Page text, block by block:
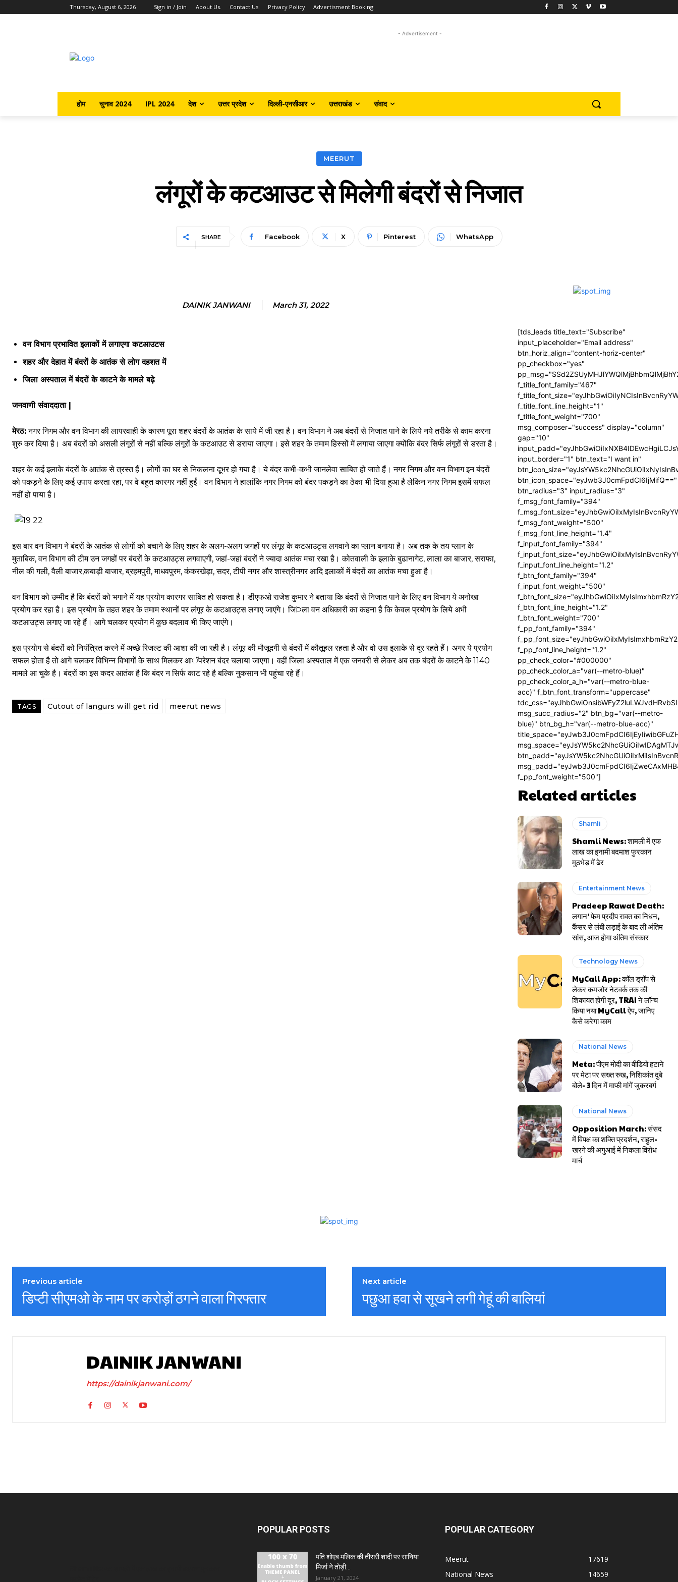
Thursday, August 6, 2026 Sign in / Join About Us. Contact Us. Privacy Policy Advertisment Booking
- Advertisement -
होम चुनाव 2024 IPL 2024 देश उत्तर प्रदेश दिल्ली-एनसीआर उत्तराखंड संवाद
MEERUT
लंगूरों के कटआउट से मिलेगी बंदरों से निजात
SHARE Facebook X Pinterest WhatsApp
DAINIK JANWANI March 31, 2022
वन विभाग प्रभावित इलाकों में लगाएगा कटआउटस
शहर और देहात में बंदरों के आतंक से लोग दहशत में
जिला अस्पताल में बंदरों के काटने के मामले बढ़े
जनवाणी संवाददाता |
मेरठ:नगर निगम और वन विभाग की लापरवाही के कारण पूरा शहर बंदरों के आतंक के साये में जी रहा है। वन विभाग ने अब बंदरों से निजात पाने के लिये नये तरीके से काम करना
शुरु कर दिया है। अब बंदरों को असली लंगूरों से नहीं बल्कि लंगूरों के कटआउट से डराया जाएगा। इसे शहर के तमाम हिस्सों में लगाया जाएगा क्योंकि बंदर सिर्फ लंगूरों से डरता है।
शहर के कई इलाके बंदरों के आतंक से त्रस्त हैं। लोगों का घर से निकलना दूभर हो गया है। ये बंदर कभी-कभी जानलेवा साबित हो जाते हैं। नगर निगम और वन विभाग इन बंदरों
को पकड़ने के लिए कई उपाय करता रहा, पर वे बहुत कारगर नहीं हुईं। वन विभाग ने हालांकि नगर निगम को बंदर पकड़ने का ठेका भी दिया हुआ है लेकिन नगर निगम इसमें सफल
नहीं हो पाया है।
इस बार वन विभाग ने बंदरों के आतंक से लोगों को बचाने के लिए शहर के अलग-अलग जगहों पर लंगूर के कटआउट्स लगवाने का प्लान बनाया है। अब तक के तय प्लान के
मुताबिक, वन विभाग की टीम उन जगहों पर बंदरों के कटआउट्स लगवाएगी, जहां-जहां बंदरों ने ज्यादा आतंक मचा रखा है। कोतवाली के इलाके बुढानागेट, लाला का बाजार, सराफा,
नील की गली, वैली बाजार,कबाड़ी बाजार, ब्रहमपुरी, माधवपुरम, कंकरखेड़ा, सदर, टीपी नगर और शास्त्रीनगर आदि इलाकों में बंदरों का आतंक मचा हुआ है।
वन विभाग को उम्मीद है कि बंदरों को भगाने में यह प्रयोग कारगर साबित हो सकता है। डीएफओ राजेश कुमार ने बताया कि बंदरों से निजात पाने के लिए वन विभाग ये अनोखा
प्रयोग कर रहा है। इस प्रयोग के तहत शहर के तमाम स्थानों पर लंगूर के कटआउट्स लगाए जाएंगे। जिÞला वन अधिकारी का कहना है कि केवल प्रयोग के लिये अभी
कटआउट्स लगाए जा रहे हैं। आगे चलकर प्रयोग में कुछ बदलाव भी किए जाएंगे।
इस प्रयोग से बंदरों को नियंत्रित करने में अच्छे रिजल्ट की आशा की जा रही है। लंगूर की मौजूदगी से बंदरों में कौतूहल रहता है और वो उस इलाके से दूर रहते हैं। अगर ये प्रयोग
सफल होता है तो आगे चलकर विभिन्न विभागों के साथ मिलकर आॅपरेशन बंदर चलाया जाएगा। वहीं जिला अस्पताल में एक जनवरी से लेकर अब तक बंदरों के काटने के 1140
मामले आ चुके है। बंदरों का इस कदर आतंक है कि बंदर न सिर्फ काट रहे है बल्कि नुकसान भी पहुंचा रहे हैं।
TAGS Cutout of langurs will get rid meerut news
[tds_leads title_text="Subscribe"
input_placeholder="Email address"
btn_horiz_align="content-horiz-center"
pp_checkbox="yes"
f_title_font_family="467"
f_title_font_line_height="1"
f_title_font_weight="700"
msg_composer="success" display="column"
gap="10"
input_border="1" btn_text="I want in"
btn_icon_space="eyJwb3J0cmFpdCI6IjMifQ=="
btn_radius="3" input_radius="3"
f_msg_font_family="394"
f_msg_font_weight="500"
f_msg_font_line_height="1.4"
f_input_font_family="394"
f_input_font_line_height="1.2"
f_btn_font_family="394"
f_input_font_weight="500"
f_btn_font_line_height="1.2"
f_btn_font_weight="700"
f_pp_font_family="394"
f_pp_font_line_height="1.2"
pp_check_color="#000000"
pp_check_color_a="var(--metro-blue)"
pp_check_color_a_h="var(--metro-blue-
acc)" f_btn_font_transform="uppercase"
msg_succ_radius="2" btn_bg="var(--metro-
blue)" btn_bg_h="var(--metro-blue-acc)"
f_pp_font_weight="500"]
Related articles
Shamli
Shamli News: शामली में एक
लाख का इनामी बदमाश फुरकान
मुठभेड़ में ढेर
Entertainment News
Pradeep Rawat Death:
लगान’ फेम प्रदीप रावत का निधन,
कैंसर से लंबी लड़ाई के बाद ली अंतिम
सांस, आज होगा अंतिम संस्कार
Technology News
MyCall App: कॉल ड्रॉप से
लेकर कमजोर नेटवर्क तक की
शिकायत होगी दूर, TRAI ने लॉन्च
किया नया MyCall ऐप, जानिए
कैसे करेगा काम
National News
Meta: पीएम मोदी का वीडियो हटाने
पर मेटा पर सख्त रुख, निशिकांत दुबे
बोले- 3 दिन में माफी मांगें जुकरबर्ग
National News
Opposition March: संसद
में विपक्ष का शक्ति प्रदर्शन, राहुल-
खरगे की अगुआई में निकला विरोध
मार्च
Previous article
डिप्टी सीएमओ के नाम पर करोड़ों ठगने वाला गिरफ्तार
Next article
पछुआ हवा से सूखने लगी गेहूं की बालियां
DAINIK JANWANI
https://dainikjanwani.com/
POPULAR POSTS
पति शोएब मलिक की तीसरी शादी पर सानिया
मिर्जा ने तोड़ी...
January 21, 2024
POPULAR CATEGORY
Meerut
17619
National News
14659